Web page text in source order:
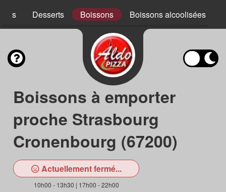
Desserts Boissons Boissons alcoolisées
Boissons à emporter
proche Strasbourg
Cronenbourg (67200)
Actuellement fermé...
10h00 - 13h30 | 17h00 - 22h00